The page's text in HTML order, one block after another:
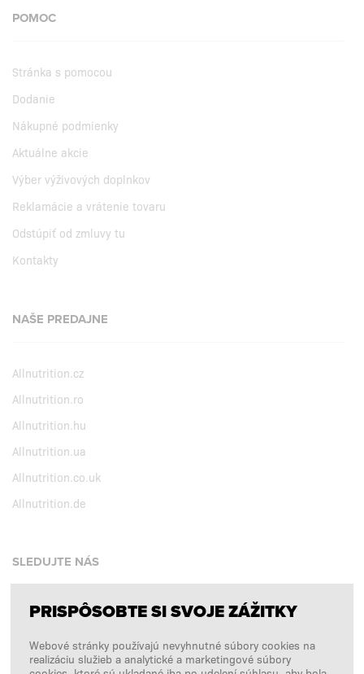
POMOC
Stránka s pomocou
Dodanie
Nákupné podmienky
Aktuálne akcie
Výber výživových doplnkov
Reklamácie a vrátenie tovaru
Odstúpiť od zmluvy tu
Kontakty
NAŠE PREDAJNE
Allnutrition.cz
Allnutrition.ro
Allnutrition.hu
Allnutrition.ua
Allnutrition.co.uk
Allnutrition.de
SLEDUJTE NÁS
Facebook
Instagram
PRISPÔSOBTE SI SVOJE ZÁŽITKY
Webové stránky používajú nevyhnutné súbory cookies na
realizáciu služieb a analytické a marketingové súbory